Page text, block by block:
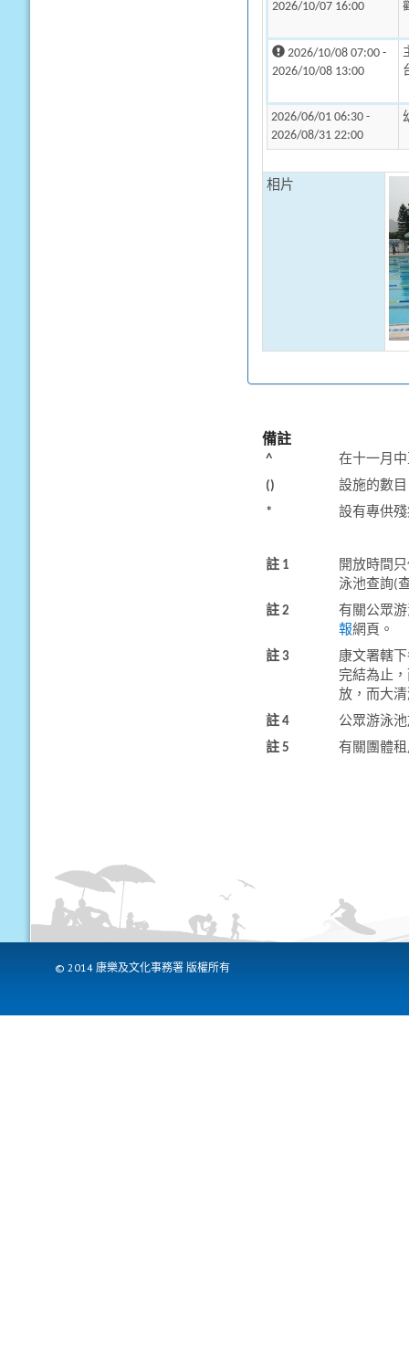
2026/10/07 16:00
2026/10/08 07:00 -
2026/10/08 13:00
2026/06/01 06:30 -
2026/08/31 22:00
相片
備註
^
在十一月
()
設施的數目
*
設有專供
註 1
開放時間
泳池查詢(
註 2
有關公眾
報網頁。
註 3
康文署轄
完結為止
放，而大
註 4
公眾游泳
註 5
有關團體
© 2014 康樂及文化事務署 版權所有